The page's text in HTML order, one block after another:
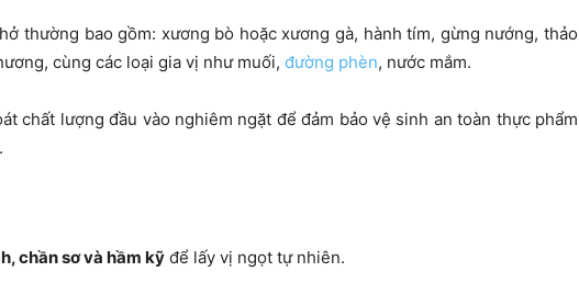
thường bao gồm: xương bò hoặc xương gà, hành tím, gừng nướng, thảo
cùng các loại gia vị như muối, đường phèn, nước mắm.
chất lượng đầu vào nghiêm ngặt để đảm bảo vệ sinh an toàn thực phẩm
chần sơ và hầm kỹ để lấy vị ngọt tự nhiên.